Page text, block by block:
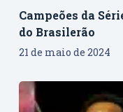
Campeões da
do Brasilerão
21 de maio de 2024